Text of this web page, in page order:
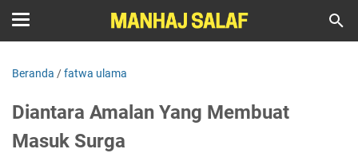
Beranda /fatwa ulama
Diantara Amalan Yang Membuat
Masuk Surga